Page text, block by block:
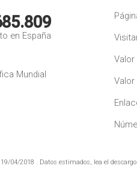
en España
Mundial
04/2018 . Datos estimados, lea el